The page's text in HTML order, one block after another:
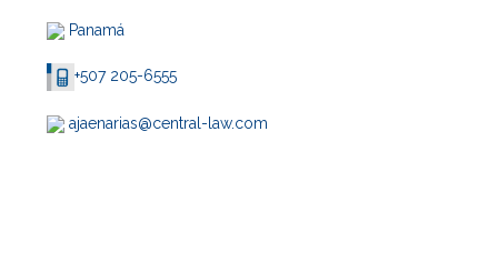
Panamá
+507 205-6555
ajaenarias@central-law.com